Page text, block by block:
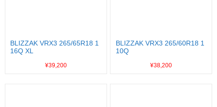
BLIZZAK VRX3 265/65R18 1
16Q XL
¥39,200
BLIZZAK VRX3 265/60R18 1
10Q
¥38,200